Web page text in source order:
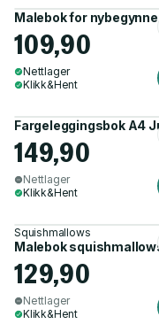
Malebok for
109,90
Nettlager
Klikk&Hent
Fargeleggingsbok A4
149,90
Nettlager
Klikk&Hent
Squishmallows
Malebok squishmallows
129,90
Nettlager
Klikk&Hent